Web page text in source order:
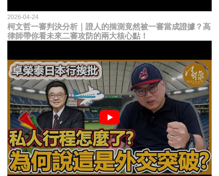
2026-04-24
柯文哲一審判決分析｜證人的揣測竟然被一審當成證據？高
律師帶你看未來二審攻防的兩大核心點！